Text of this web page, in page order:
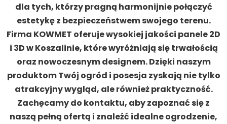
dla tych, którzy pragną harmonijnie połączyć
estetykę z bezpieczeństwem swojego terenu.
Firma KOWMET oferuje wysokiej jakości panele 2D
i 3D w Koszalinie, które wyróżniają się trwałością
oraz nowoczesnym designem. Dzięki naszym
produktom Twój ogród i posesja zyskają nie tylko
atrakcyjny wygląd, ale również praktyczność.
Zachęcamy do kontaktu, aby zapoznać się z
naszą pełną ofertą i znaleźć idealne ogrodzenie,